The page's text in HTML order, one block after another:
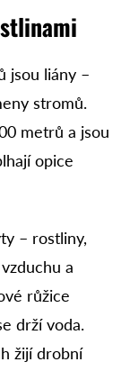
jsou liány –
stromů.
metrů a jsou
opice
– rostliny,
a
růžice
drží voda.
žijí drobní